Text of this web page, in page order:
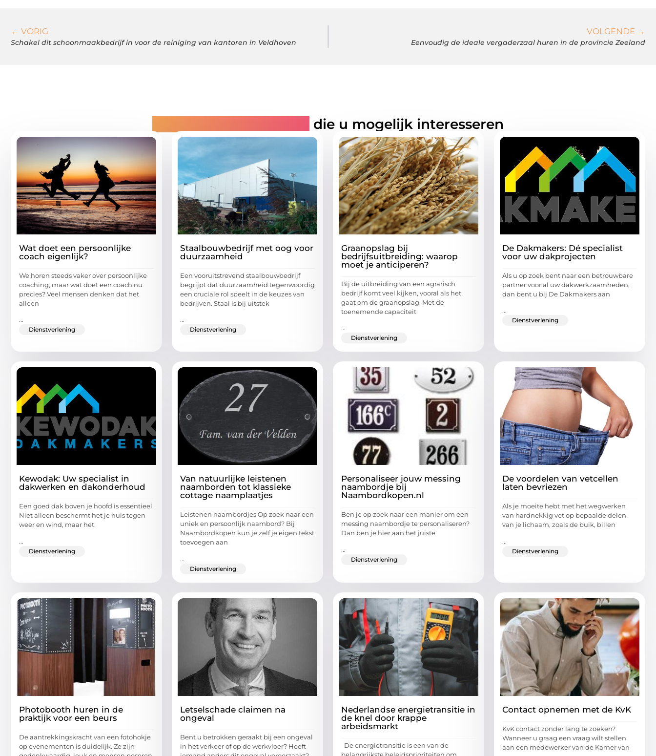
← VORIG
Schakel dit schoonmaakbedrijf in voor de reiniging van kantoren in Veldhoven
VOLGENDE →
Eenvoudig de ideale vergaderzaal huren in de provincie Zeeland
die u mogelijk interesseren
Wat doet een persoonlijke
coach eigenlijk?
We horen steeds vaker over persoonlijke
coaching, maar wat doet een coach nu
precies? Veel mensen denken dat het
alleen
...
Dienstverlening
Staalbouwbedrijf met oog voor
duurzaamheid
Een vooruitstrevend staalbouwbedrijf
begrijpt dat duurzaamheid tegenwoordig
een cruciale rol speelt in de keuzes van
bedrijven. Staal is bij uitstek
...
Dienstverlening
Graanopslag bij
bedrijfsuitbreiding: waarop
moet je anticiperen?
Bij de uitbreiding van een agrarisch
bedrijf komt veel kijken, vooral als het
gaat om de graanopslag. Met de
toenemende capaciteit
...
Dienstverlening
De Dakmakers: Dé specialist
voor uw dakprojecten
Als u op zoek bent naar een betrouwbare
partner voor al uw dakwerkzaamheden,
dan bent u bij De Dakmakers aan
...
Dienstverlening
Kewodak: Uw specialist in
dakwerken en dakonderhoud
Een goed dak boven je hoofd is essentieel.
Niet alleen beschermt het je huis tegen
weer en wind, maar het
...
Dienstverlening
Van natuurlijke leistenen
naamborden tot klassieke
cottage naamplaatjes
Leistenen naambordjes Op zoek naar een
uniek en persoonlijk naambord? Bij
Naambordkopen kun je zelf je eigen tekst
toevoegen aan
...
Dienstverlening
Personaliseer jouw messing
naambordje bij
Naambordkopen.nl
Ben je op zoek naar een manier om een
messing naambordje te personaliseren?
Dan ben je hier aan het juiste
...
Dienstverlening
De voordelen van vetcellen
laten bevriezen
Als je moeite hebt met het wegwerken
van hardnekkig vet op bepaalde delen
van je lichaam, zoals de buik, billen
...
Dienstverlening
Photobooth huren in de
praktijk voor een beurs
De aantrekkingskracht van een fotohokje
op evenementen is duidelijk. Ze zijn
Letselschade claimen na
ongeval
Bent u betrokken geraakt bij een ongeval
in het verkeer of op de werkvloer? Heeft
Nederlandse energietransitie in
de knel door krappe
arbeidsmarkt
De energietransitie is een van de
belangrijkste beleidsprioriteiten om
Contact opnemen met de KvK
KvK contact zonder lang te zoeken?
Wanneer u graag een vraag wilt stellen
aan een medewerker van de Kamer van